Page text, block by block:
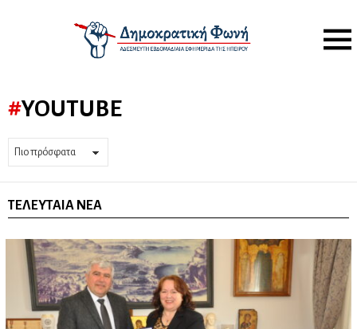
Menu
YOUTUBE
ΤΕΛΕΥΤΑΊΑ ΝΈΑ